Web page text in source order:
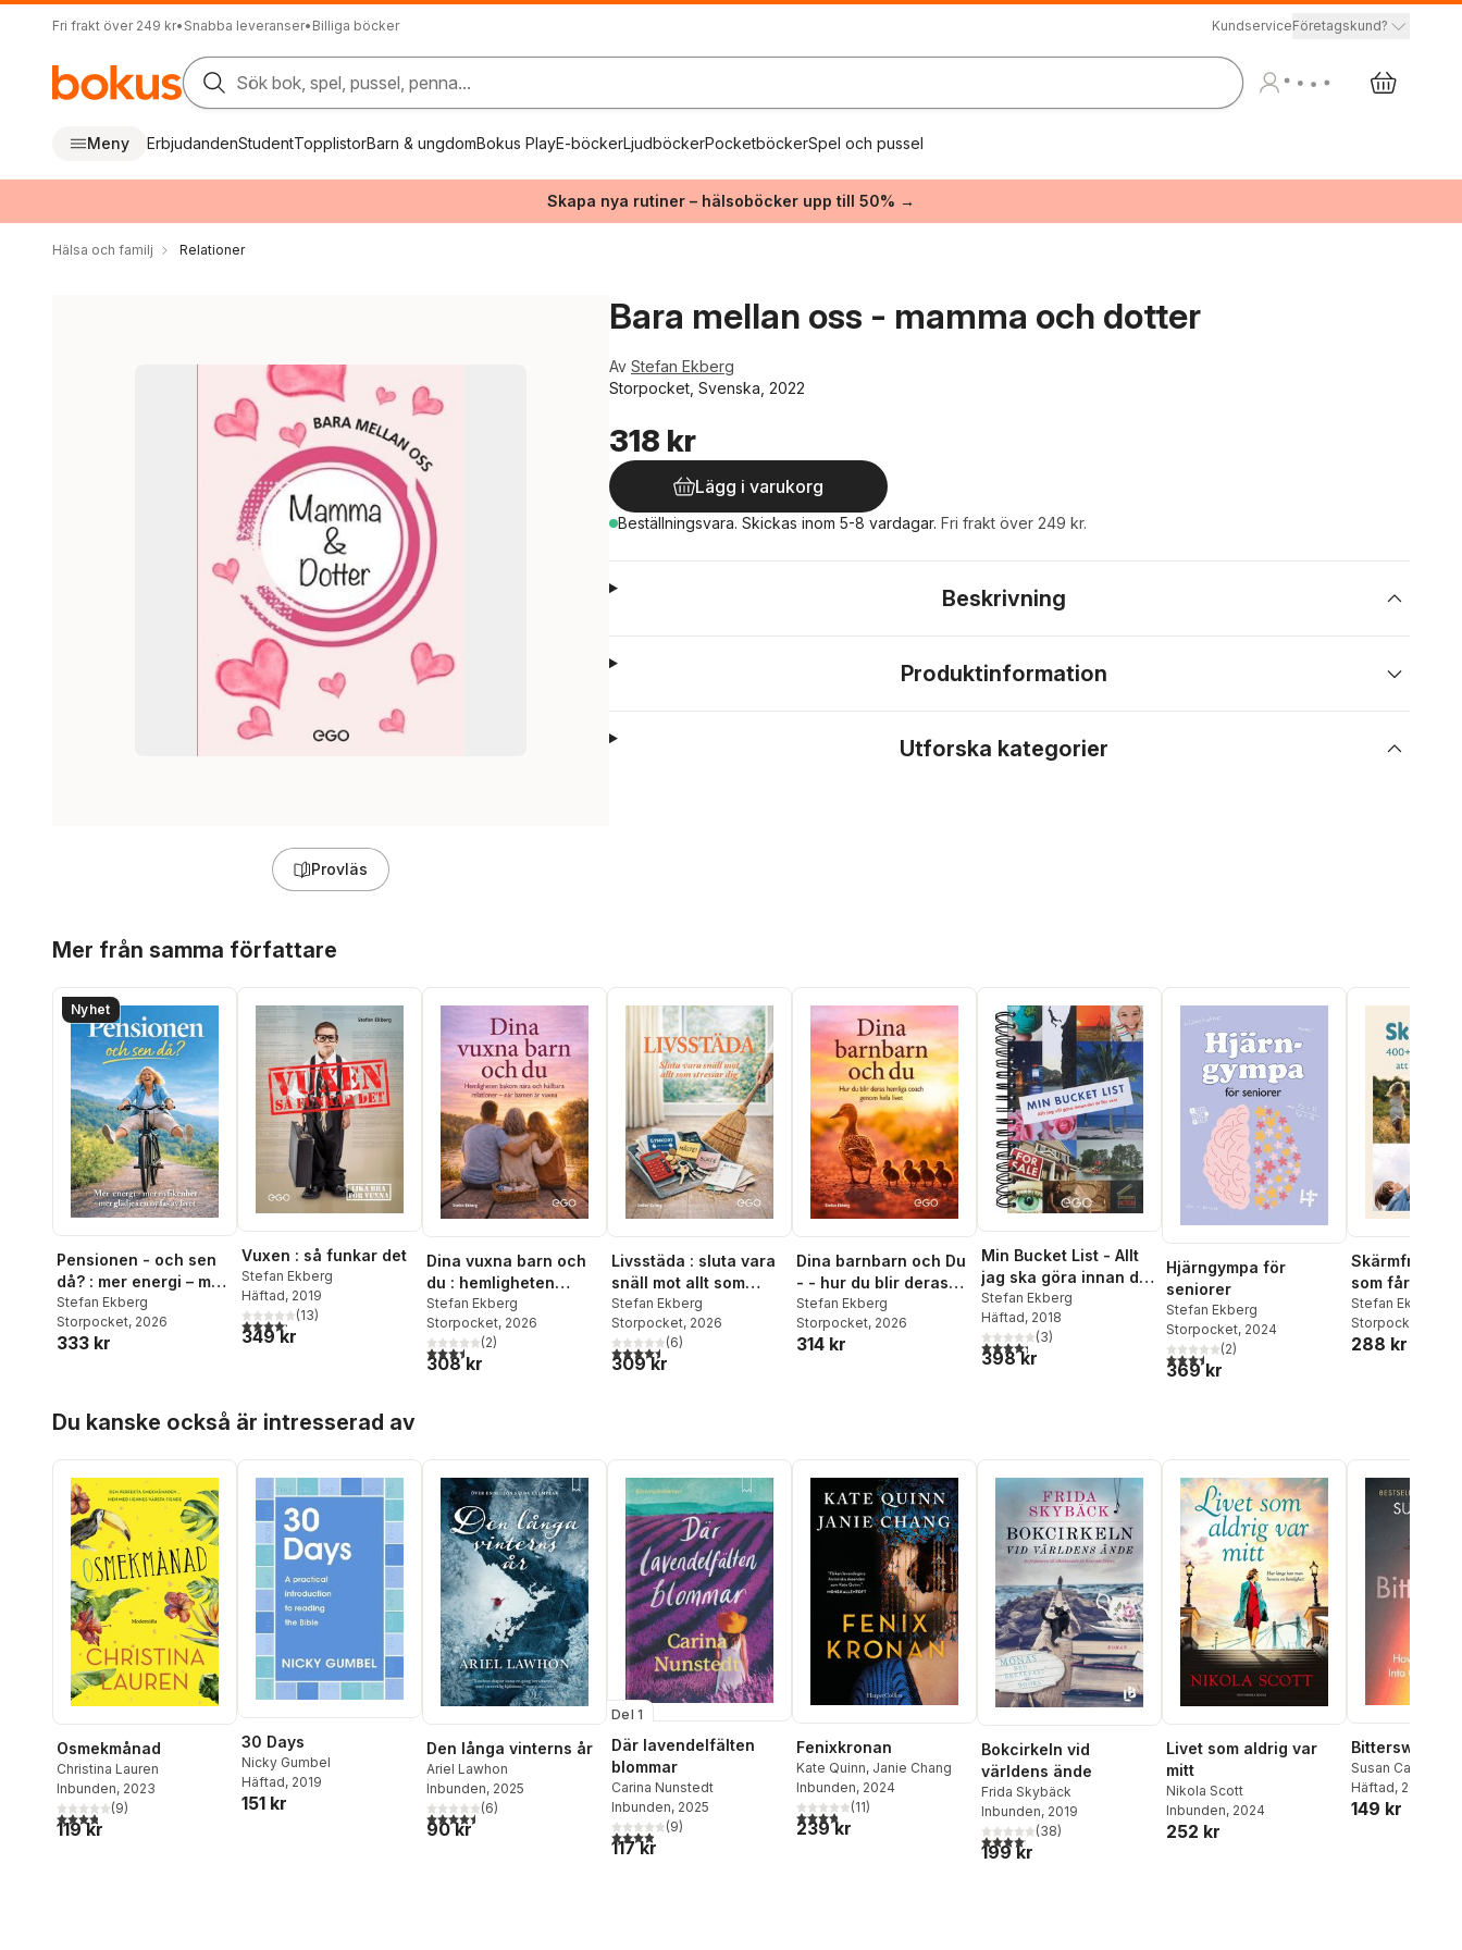
Fri frakt över 249 kr• Snabba leveranser• Billiga böcker KundserviceFöretagskund?
Sök bok, spel, pussel, penna...
Meny ErbjudandenStudentTopplistorBarn & ungdomBokus PlayE-böckerLjudböckerPocketböckerSpel och pussel
Skapa nya rutiner – hälsoböcker upp till 50% →
Hälsa och familj Relationer
Provläs
Bara mellan oss - mamma och dotter
Av Stefan Ekberg
Storpocket, Svenska, 2022
318 kr
Lägg i varukorg
Beställningsvara. Skickas inom 5-8 vardagar. Fri frakt över 249 kr.
Beskrivning
Produktinformation
Utforska kategorier
Mer från samma författare
Nyhet
Pensionen - och sen
då? : mer energi – mer
nyfikenhet – mer
glädje i en ny fas av
livet
Stefan Ekberg
Storpocket, 2026
333 kr
Vuxen : så funkar det
Stefan Ekberg
Häftad, 2019
4,2utav 5 stjärnor. Totalt antal röster:
(13)
349 kr
Dina vuxna barn och
du : hemligheten
bakom nära och
hållbara relationer när
barnen är vuxna
Stefan Ekberg
Storpocket, 2026
3,5utav 5 stjärnor. Totalt antal röster:
(2)
308 kr
Livsstäda : sluta vara
snäll mot allt som
stressar dig
Stefan Ekberg
Storpocket, 2026
4,5utav 5 stjärnor. Totalt antal röster:
(6)
309 kr
Dina barnbarn och Du
- - hur du blir deras
hemliga coach genom
hela livet
Stefan Ekberg
Storpocket, 2026
314 kr
Min Bucket List - Allt
jag ska göra innan det
är för sent
Stefan Ekberg
Häftad, 2018
4,3utav 5 stjärnor. Totalt antal röster:
(3)
398 kr
Hjärngympa för
seniorer
Stefan Ekberg
Storpocket, 2024
3,5utav 5 stjärnor. Totalt antal röster:
(2)
369 kr
Skärmfritt!
som får barn
släppa
Stefan Ekberg
Storpocket
288 kr
Du kanske också är intresserad av
Osmekmånad
Christina Lauren
Inbunden, 2023
3,8utav 5 stjärnor. Totalt antal röster:
(9)
119 kr
30 Days
Nicky Gumbel
Häftad, 2019
151 kr
Den långa vinterns år
Ariel Lawhon
Inbunden, 2025
4,5utav 5 stjärnor. Totalt antal röster:
(6)
90 kr
Del 1
Där lavendelfälten
blommar
Carina Nunstedt
Inbunden, 2025
3,9utav 5 stjärnor. Totalt antal röster:
(9)
117 kr
Fenixkronan
Kate Quinn, Janie Chang
Inbunden, 2024
3,8utav 5 stjärnor. Totalt antal röster:
(11)
239 kr
Bokcirkeln vid
världens ände
Frida Skybäck
Inbunden, 2019
4,1utav 5 stjärnor. Totalt antal röster:
(38)
199 kr
Livet som aldrig var
mitt
Nikola Scott
Inbunden, 2024
252 kr
Bittersweet
Susan Cain
Häftad, 2023
149 kr